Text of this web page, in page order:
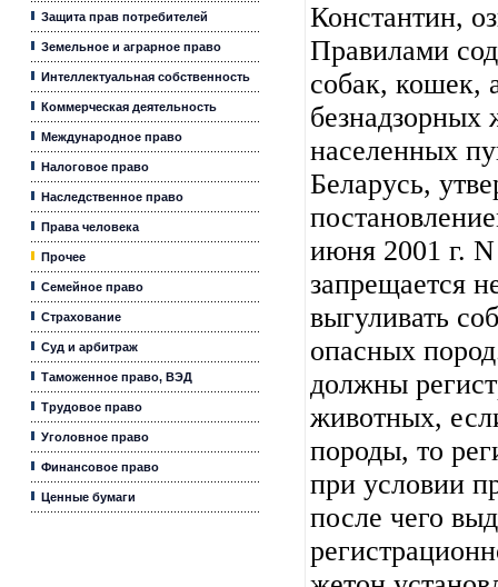
Защита прав потребителей
Земельное и аграрное право
Интеллектуальная собственность
Коммерческая деятельность
Международное право
Налоговое право
Наследственное право
Права человека
Прочее
Семейное право
Страхование
Суд и арбитраж
Таможенное право, ВЭД
Трудовое право
Уголовное право
Финансовое право
Ценные бумаги
Константин,
Правилами
собак, кошек,
безнадзорных
населенных
Беларусь,
июня 2001 г.
запрещается
выгуливать
опасных
должны
животных,
породы, то
при условии
после чего